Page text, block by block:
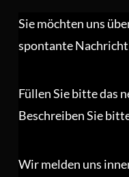
Sie möchten uns
spontante Nachricht
Füllen Sie bitte das
Beschreiben Sie
Wir melden uns